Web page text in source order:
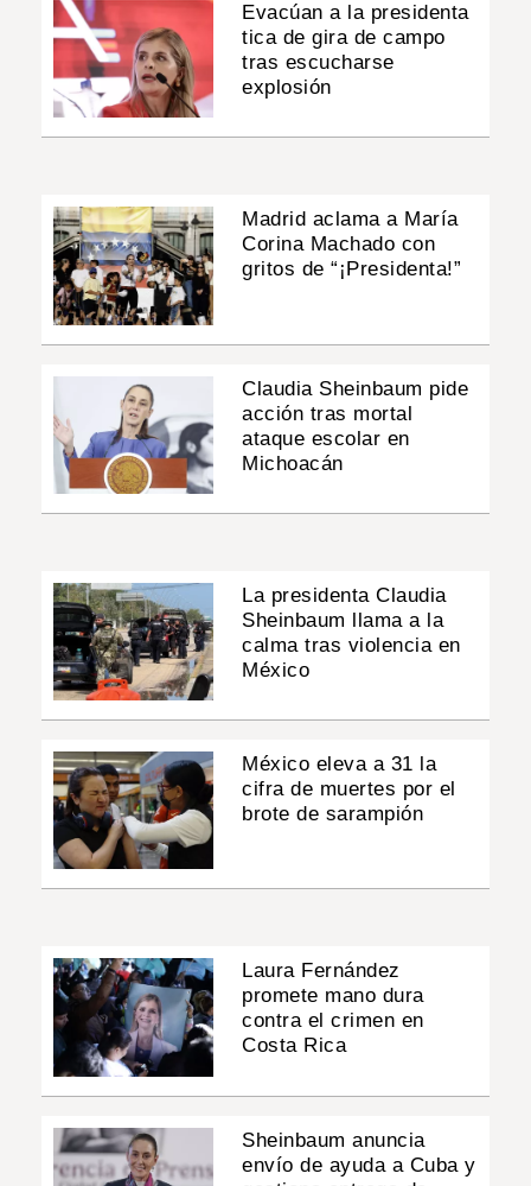
Evacúan a la presidenta
tica de gira de campo
tras escucharse
explosión
Madrid aclama a María
Corina Machado con
gritos de “¡Presidenta!”
Claudia Sheinbaum pide
acción tras mortal
ataque escolar en
Michoacán
La presidenta Claudia
Sheinbaum llama a la
calma tras violencia en
México
México eleva a 31 la
cifra de muertes por el
brote de sarampión
Laura Fernández
promete mano dura
contra el crimen en
Costa Rica
Sheinbaum anuncia
envío de ayuda a Cuba y